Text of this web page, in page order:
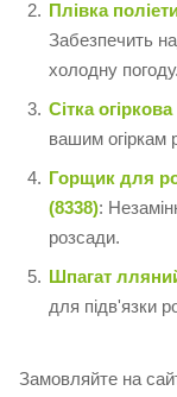
Плівка
Забезпечить
холодну погоду.
Сітка
вашим огіркам
Горщик для
(8338):
розсади.
Шпагат
для підв'язки
Замовляйте на